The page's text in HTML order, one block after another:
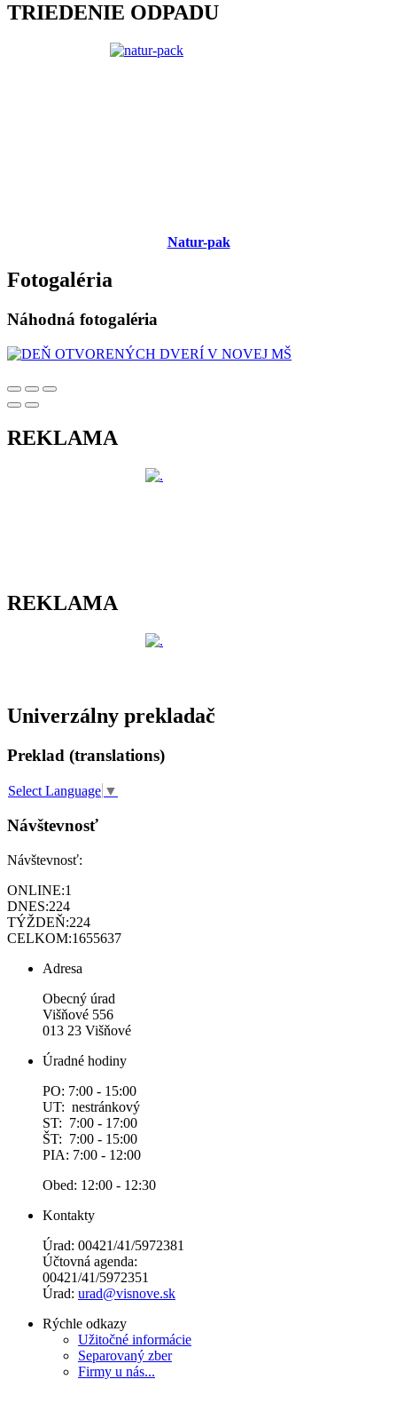
TRIEDENIE ODPADU
Natur-pak
Fotogaléria
Náhodná fotogaléria
REKLAMA
REKLAMA
Univerzálny prekladač
Preklad (translations)
Select Language ▼
Návštevnosť
Návštevnosť:
ONLINE:1
DNES:224
TÝŽDEŇ:224
CELKOM:1655637
Adresa
Obecný úrad
Višňové 556
013 23 Višňové
Úradné hodiny
PO: 7:00 - 15:00
UT: nestránkový
ST: 7:00 - 17:00
ŠT: 7:00 - 15:00
PIA: 7:00 - 12:00
Obed: 12:00 - 12:30
Kontakty
Úrad: 00421/41/5972381
Účtovná agenda:
00421/41/5972351
Úrad: urad@visnove.sk
Rýchle odkazy
Užitočné informácie
Separovaný zber
Firmy u nás...